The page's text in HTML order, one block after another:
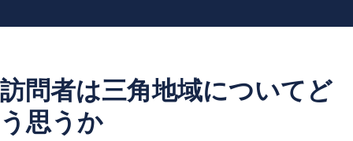
訪問者は三角地域についてど
う思うか